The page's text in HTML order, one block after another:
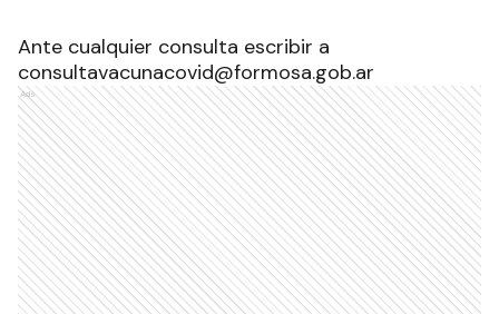
Ante cualquier consulta escribir a
consultavacunacovid@formosa.gob.ar
Ads